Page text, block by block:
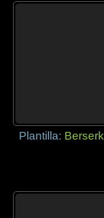
Plantilla: Berserk